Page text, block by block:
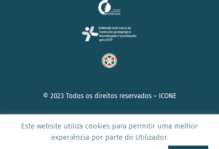
© 2023 Todos os direitos reservados – ICONE
AVISO DE PRIVACIDADE |POLÍTICA DE COOKIES|TERMOS E
Este website utiliza cookies para permitir uma melhor
experiência por parte do Utilizador.